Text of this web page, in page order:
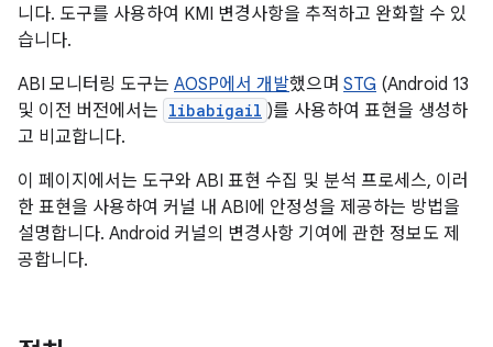
니다. 도구를 사용하여 KMI 변경사항을 추적하고 완화할 수 있
습니다.
ABI 모니터링 도구는 AOSP에서 개발했으며 STG (Android 13
및 이전 버전에서는 libabigail )를 사용하여 표현을 생성하
고 비교합니다.
이 페이지에서는 도구와 ABI 표현 수집 및 분석 프로세스, 이러
한 표현을 사용하여 커널 내 ABI에 안정성을 제공하는 방법을
설명합니다. Android 커널의 변경사항 기여에 관한 정보도 제
공합니다.